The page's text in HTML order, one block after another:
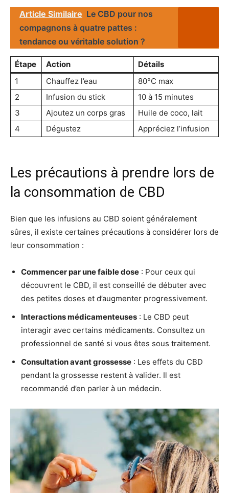
Article Similaire Le CBD pour nos
compagnons à quatre pattes :
tendance ou véritable solution ?
Étape Action
Détails
1
Chauffez l’eau
80°C max
2
Infusion du stick
10 à 15 minutes
3
Ajoutez un corps gras
Huile de coco, lait
4
Dégustez Appréciez l’infusion
Les précautions à prendre lors de
la consommation de CBD
Bien que les infusions au CBD soient généralement
sûres, il existe certaines précautions à considérer lors de
leur consommation :
Commencer par une faible dose : Pour ceux qui
découvrent le CBD, il est conseillé de débuter avec
des petites doses et d’augmenter progressivement.
Interactions médicamenteuses : Le CBD peut
interagir avec certains médicaments. Consultez un
professionnel de santé si vous êtes sous traitement.
Consultation avant grossesse : Les effets du CBD
pendant la grossesse restent à valider. Il est
recommandé d’en parler à un médecin.